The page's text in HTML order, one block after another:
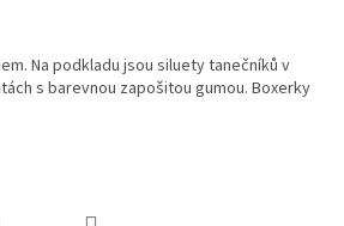
Na podkladu jsou siluety tanečníků v
s barevnou zapošitou gumou. Boxerky